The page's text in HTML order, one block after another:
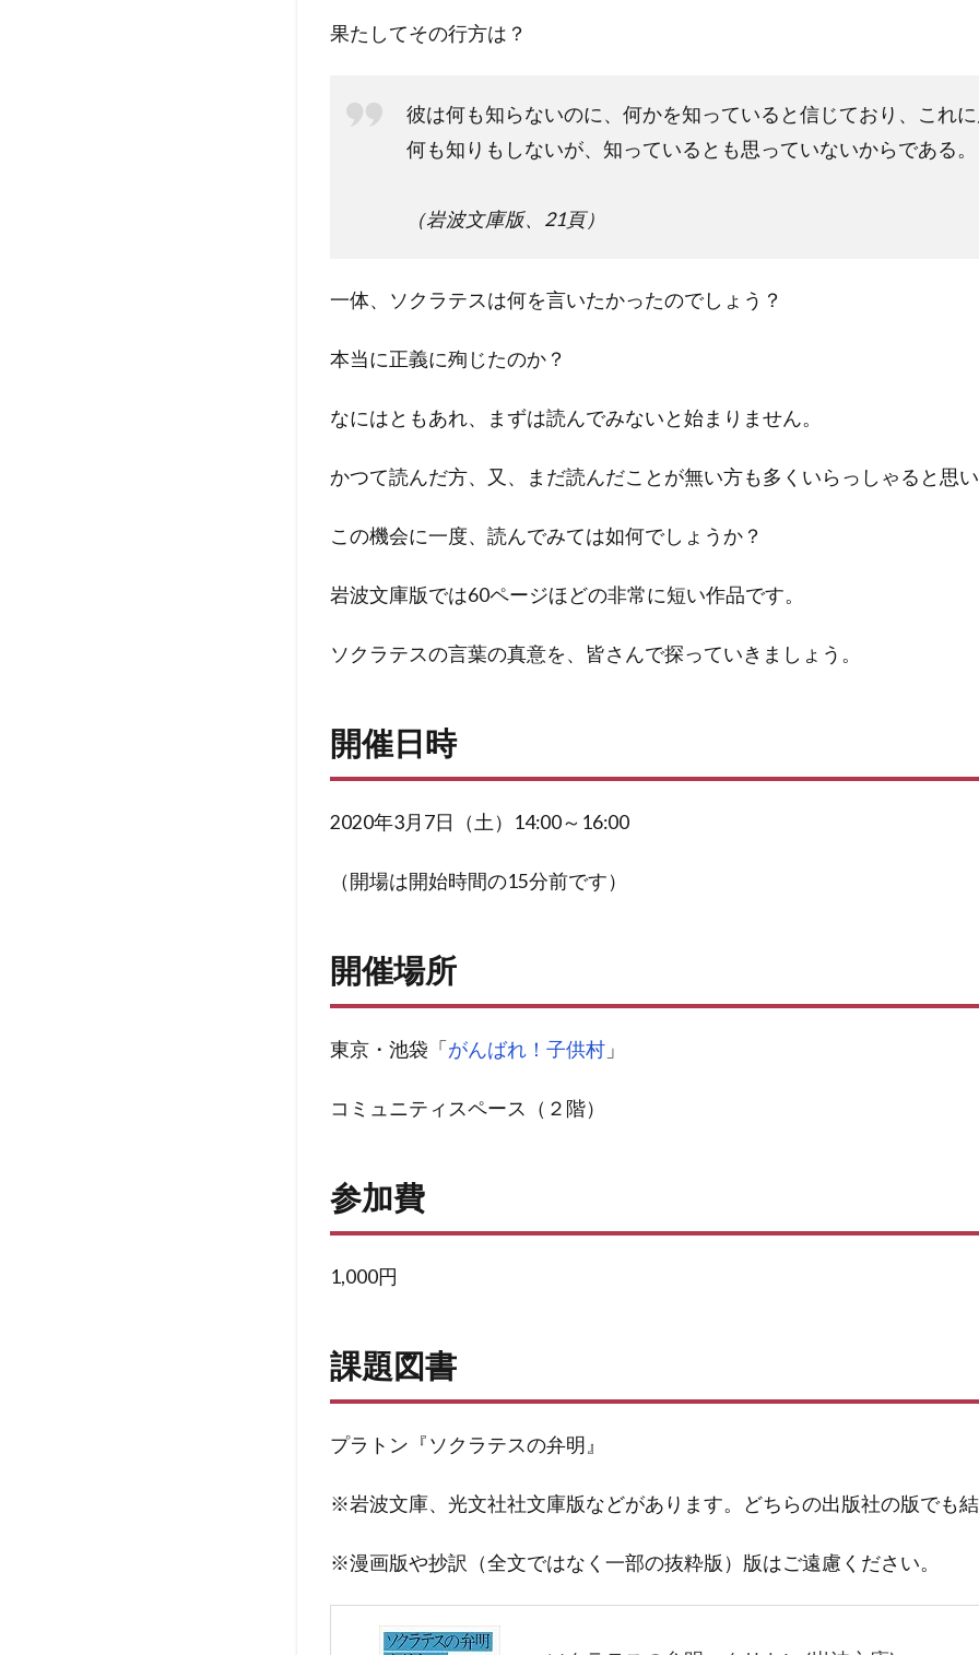
果たしてその行方は？
彼は何も知らないのに、何かを知っていると信じており、これ
何も知りもしないが、知っているとも思っていないからである。
（岩波文庫版、21頁）
一体、ソクラテスは何を言いたかったのでしょう？
本当に正義に殉じたのか？
なにはともあれ、まずは読んでみないと始まりません。
かつて読んだ方、又、まだ読んだことが無い方も多くいらっしゃると思
この機会に一度、読んでみては如何でしょうか？
岩波文庫版では60ページほどの非常に短い作品です。
ソクラテスの言葉の真意を、皆さんで探っていきましょう。
開催日時
2020年3月7日（土）14:00～16:00
（開場は開始時間の15分前です）
開催場所
東京・池袋「 がんばれ！子供村 」
コミュニティスペース（２階）
参加費
1,000円
課題図書
プラトン『ソクラテスの弁明』
※岩波文庫、光文社社文庫版などがあります。どちらの出版社の版でも
※漫画版や抄訳（全文ではなく一部の抜粋版）版はご遠慮ください。